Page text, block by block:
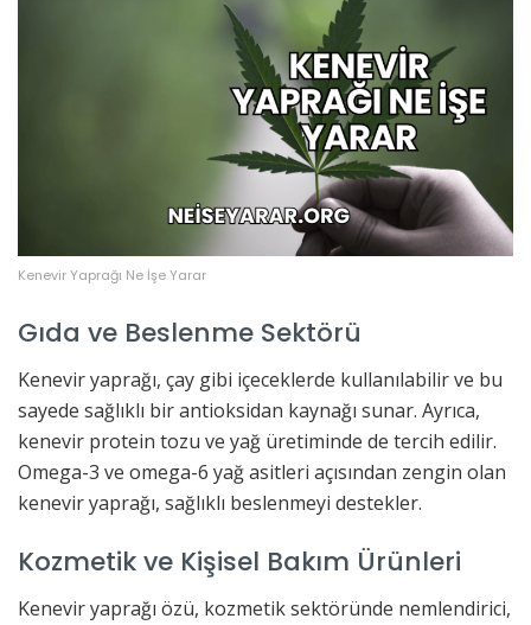
Kenevir Yaprağı Ne İşe Yarar
Gıda ve Beslenme Sektörü
Kenevir yaprağı, çay gibi içeceklerde kullanılabilir ve bu
sayede sağlıklı bir antioksidan kaynağı sunar. Ayrıca,
kenevir protein tozu ve yağ üretiminde de tercih edilir.
Omega-3 ve omega-6 yağ asitleri açısından zengin olan
kenevir yaprağı, sağlıklı beslenmeyi destekler.
Kozmetik ve Kişisel Bakım Ürünleri
Kenevir yaprağı özü, kozmetik sektöründe nemlendirici,